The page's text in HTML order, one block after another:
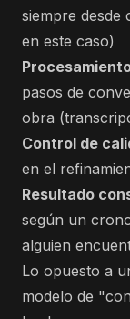
siempre desde
en este caso)
pasos de
obra
Control de
en el
Resultado
según un
alguien
Lo opuesto a
modelo de